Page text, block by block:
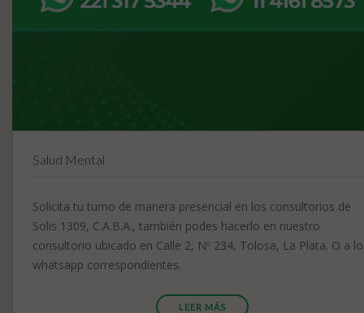
Salud Mental
Solicita tu turno de manera presencial en los consultorios de
Solis 1309, C.A.B.A., también podes hacerlo en nuestro
consultorio ubicado en Calle 2, Nº 234, Tolosa, La Plata. O a
whatsapp correspondientes.
LEER MÁS